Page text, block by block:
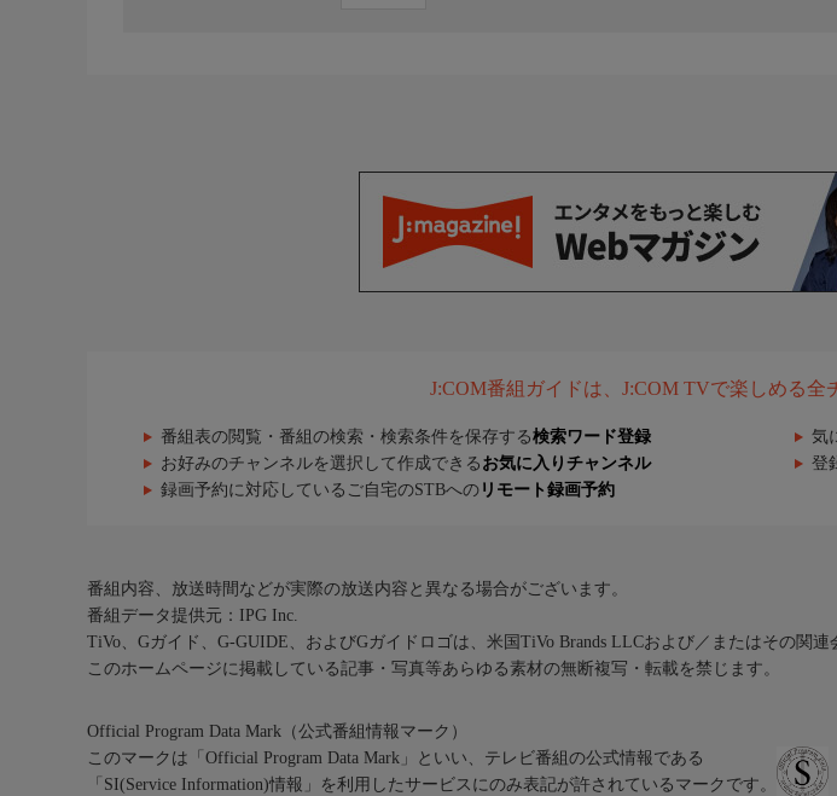
J:COM番組ガイドは、J:COM TVで楽しめる全
番組表の閲覧・番組の検索・検索条件を保存する検索ワード登録 気
お好みのチャンネルを選択して作成できる お気に入りチャンネル 登
録画予約に対応しているご自宅のSTBへの リモート録画予約
番組内容、放送時間などが実際の放送内容と異なる場合がございます。
番組データ提供元：IPG Inc.
TiVo、Gガイド、G-GUIDE、およびGガイドロゴは、米国TiVo Brands LLCおよび／またはその関
このホームページに掲載している記事・写真等あらゆる素材の無断複写・転載を禁じます。
Official Program Data Mark（公式番組情報マーク）
このマークは「Official Program Data Mark」といい、テレビ番組の公式情報である
「SI(Service Information)情報」を利用したサービスにのみ表記が許されているマークです。